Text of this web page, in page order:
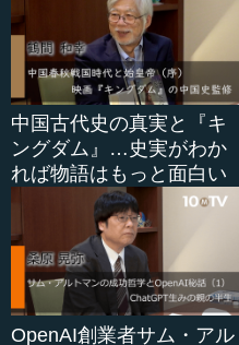
中国古代史の真実と『キ
ングダム』…史実がわか
れば物語はもっと面白い
OpenAI創業者サム・アル